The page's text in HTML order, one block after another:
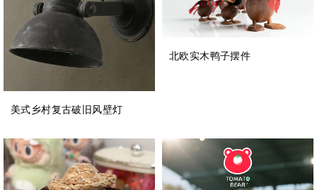
美式乡村复古破旧风壁灯
北欧实木鸭子摆件